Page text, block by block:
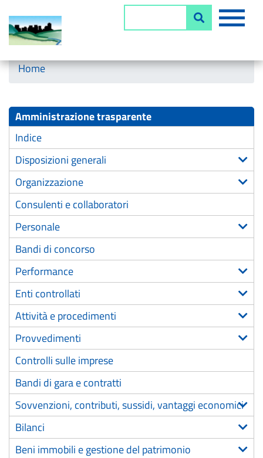
Salta
Horizontal menu
Home
Amministrazione trasparente
Indice
Disposizioni generali
Organizzazione
Consulenti e collaboratori
Personale
Bandi di concorso
Performance
Enti controllati
Attività e procedimenti
Provvedimenti
Controlli sulle imprese
Bandi di gara e contratti
Sovvenzioni, contributi, sussidi, vantaggi economici
Bilanci
Beni immobili e gestione del patrimonio